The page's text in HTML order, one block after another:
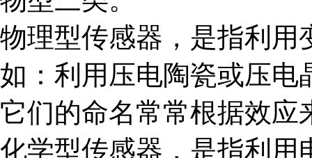
物理型传感器，是指利用
如：利用压电陶瓷或压电
它们的命名常常根据效应
化学型传感器，是指利用